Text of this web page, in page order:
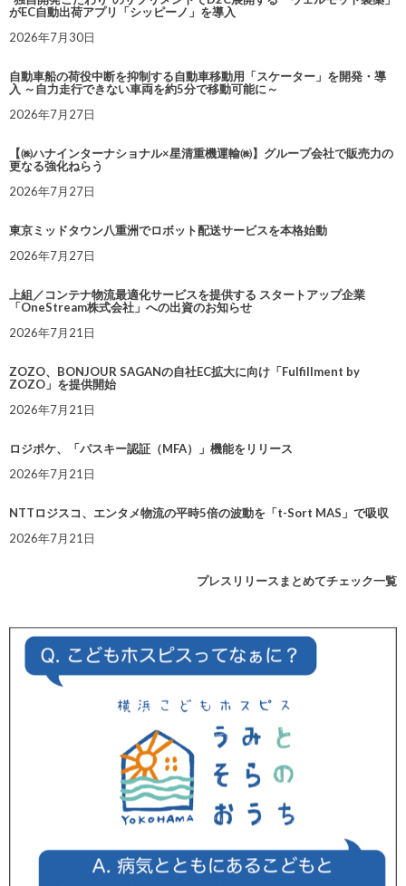
がEC自動出荷アプリ「シッピーノ」を導入
2026年7月30日
自動車船の荷役中断を抑制する自動車移動用「スケーター」を開発・導
入 ～自力走行できない車両を約5分で移動可能に～
2026年7月27日
【㈱ハナインターナショナル×星清重機運輸㈱】グループ会社で販売力の
更なる強化ねらう
2026年7月27日
東京ミッドタウン八重洲でロボット配送サービスを本格始動
2026年7月27日
上組／コンテナ物流最適化サービスを提供する スタートアップ企業
「OneStream株式会社」への出資のお知らせ
2026年7月21日
ZOZO、BONJOUR SAGANの自社EC拡大に向け「Fulfillment by
ZOZO」を提供開始
2026年7月21日
ロジポケ、「パスキー認証（MFA）」機能をリリース
2026年7月21日
NTTロジスコ、エンタメ物流の平時5倍の波動を「t-Sort MAS」で吸収
2026年7月21日
プレスリリースまとめてチェック一覧